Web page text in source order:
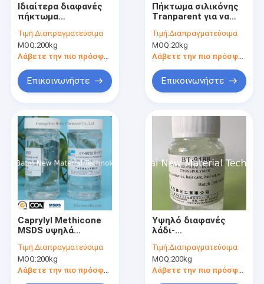
Ιδιαίτερα διαφανές
πήκτωμα
σιλικόνης για το
skincare και
προϊόντα σύνθεσης
Τιμή:Διαπραγματεύσιμα
MOQ:200kg
Λάβετε την πιο πρόσφατη τιμή
Επικοινωνήστε
Πήκτωμα σιλικόνης
Tranparent για να
μεταξωτό
συναίσθημα ως
καλλυντικό υλικό
Τιμή:Διαπραγματεύσιμα
MOQ:20kg
Επικοινωνήστε
Caprylyl Methicone
MSDS υψηλά
διασκορπισμένα
εφαρμοσμένα στην
ουσία BT-9050
Τιμή:Διαπραγματεύσιμα
MOQ:200kg
Λάβετε την πιο πρόσφατη τιμή
Υψηλό διαφανές
λάδι-
μίγμα ελαστομερούς
σιλικόνης που
εφαρμόζεται στα
Τιμή:Διαπραγματεύσιμα
MOQ:200kg
Λάβετε την πιο πρόσφατη τιμή